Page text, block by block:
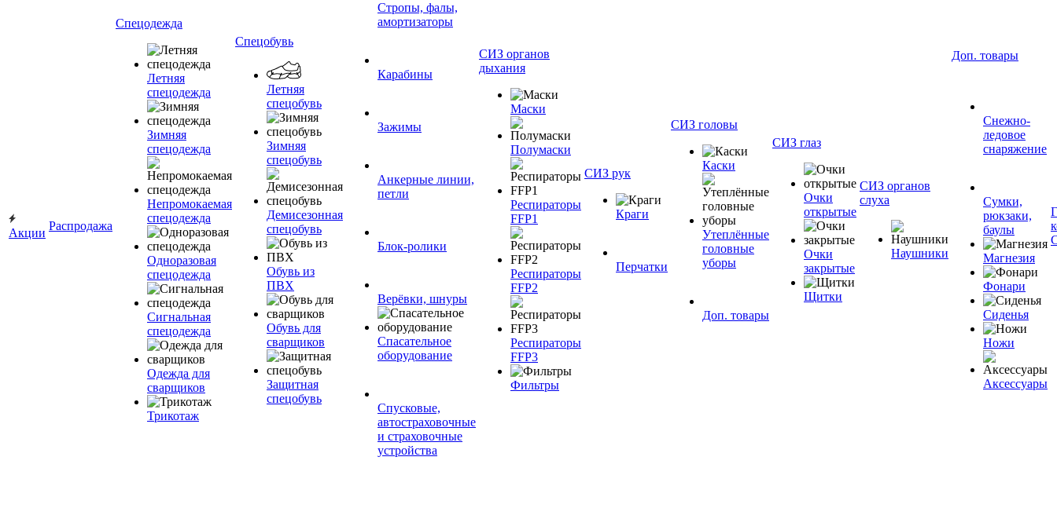
Акции
Распродажа
Спецодежда
Летняя
спецодежда
Зимняя
спецодежда
Непромокаемая
спецодежда
Одноразовая
спецодежда
Сигнальная
спецодежда
Одежда для
сварщиков
Трикотаж
Спецобувь
Летняя
спецобувь
Зимняя
спецобувь
Демисезонная
спецобувь
Обувь из
ПВХ
Обувь для
сварщиков
Защитная
спецобувь
Стропы, фалы,
амортизаторы
Карабины
Зажимы
Анкерные линии,
петли
Блок-ролики
Верёвки, шнуры
Спасательное
оборудование
Спусковые,
автостраховочные
и страховочные
устройства
СИЗ органов
дыхания
Маски
Полумаски
Респираторы
FFP1
Респираторы
FFP2
Респираторы
FFP3
Фильтры
СИЗ рук
Краги
Перчатки
СИЗ головы
Каски
Утеплённые
головные
уборы
Доп. товары
СИЗ глаз
Очки
открытые
Очки
закрытые
Щитки
СИЗ органов
слуха
Наушники
Доп. товары
Снежно-
ледовое
снаряжение
Сумки,
рюкзаки,
баулы
Магнезия
Фонари
Сиденья
Ножи
Аксессуары